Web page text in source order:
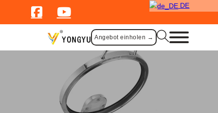
DE
Angebot einholen →